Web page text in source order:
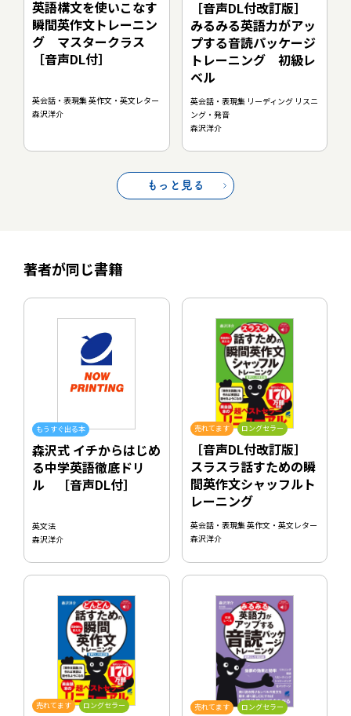
英語構文を使いこなす
瞬間英作文トレーニン
グ マスタークラス
［音声DL付］
英会話・表現集 英作文・英文レター
森沢洋介
［音声DL付改訂版］
みるみる英語力がアッ
プする音読パッケージ
トレーニング 初級レ
ベル
英会話・表現集 リーディング リスニ
ング・発音
森沢洋介
もっと見る
著者が同じ書籍
もうすぐ出る本
森沢式 イチからはじめ
る中学英語徹底ドリ
ル ［音声DL付］
英文法
森沢洋介
売れてます ロングセラー
［音声DL付改訂版］
スラスラ話すための瞬
間英作文シャッフルト
レーニング
英会話・表現集 英作文・英文レター
森沢洋介
売れてます ロングセラー 売れてます ロングセラー